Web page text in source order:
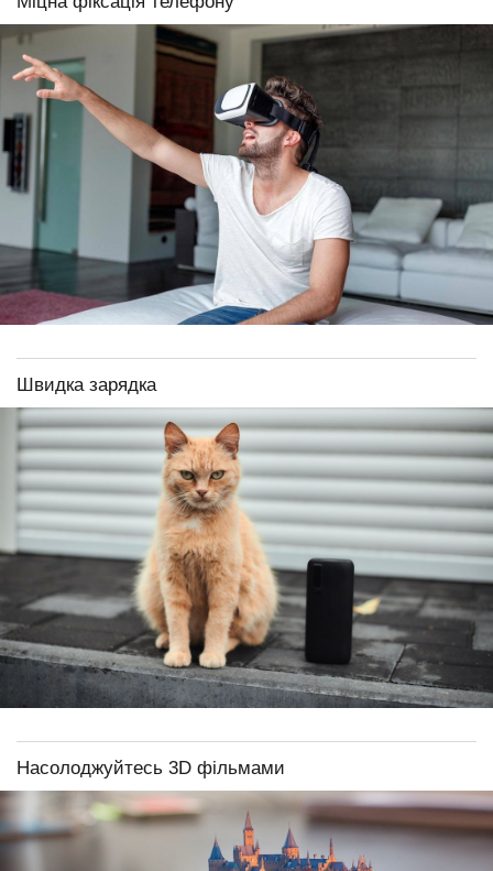
Швидка зарядка
Насолоджуйтесь 3D фільмами